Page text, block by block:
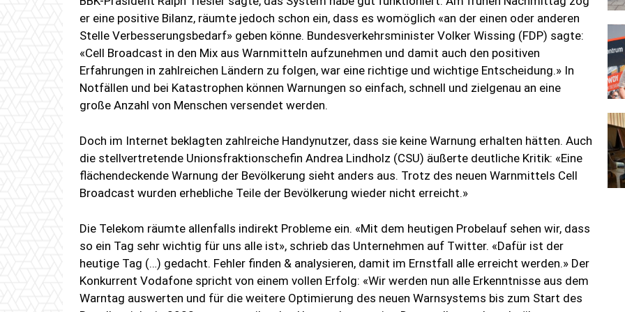
er eine positive Bilanz, räumte jedoch schon ein, dass es womöglich «an der einen oder anderen
Stelle Verbesserungsbedarf» geben könne. Bundesverkehrsminister Volker Wissing (FDP) sagte:
«Cell Broadcast in den Mix aus Warnmitteln aufzunehmen und damit auch den positiven
Erfahrungen in zahlreichen Ländern zu folgen, war eine richtige und wichtige Entscheidung.» In
Notfällen und bei Katastrophen können Warnungen so einfach, schnell und zielgenau an eine
große Anzahl von Menschen versendet werden.
Doch im Internet beklagten zahlreiche Handynutzer, dass sie keine Warnung erhalten hätten. Auch
die stellvertretende Unionsfraktionschefin Andrea Lindholz (CSU) äußerte deutliche Kritik: «Eine
flächendeckende Warnung der Bevölkerung sieht anders aus. Trotz des neuen Warnmittels Cell
Broadcast wurden erhebliche Teile der Bevölkerung wieder nicht erreicht.»
Die Telekom räumte allenfalls indirekt Probleme ein. «Mit dem heutigen Probelauf sehen wir, dass
so ein Tag sehr wichtig für uns alle ist», schrieb das Unternehmen auf Twitter. «Dafür ist der
heutige Tag (…) gedacht. Fehler finden & analysieren, damit im Ernstfall alle erreicht werden.» Der
Konkurrent Vodafone spricht von einem vollen Erfolg: «Wir werden nun alle Erkenntnisse aus dem
Warntag auswerten und für die weitere Optimierung des neuen Warnsystems bis zum Start des